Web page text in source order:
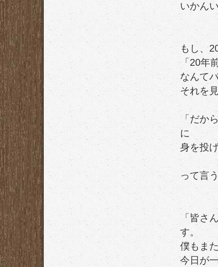
いかん
もし、
「20年
なんて
それを
「だか
に
身を投
って言
「皆さ
す。
僕もま
今日が